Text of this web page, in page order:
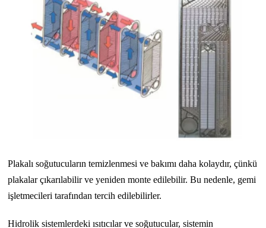
Plakalı soğutucuların temizlenmesi ve bakımı daha kolaydır, çünkü
plakalar çıkarılabilir ve yeniden monte edilebilir. Bu nedenle, gemi
işletmecileri tarafından tercih edilebilirler.
Hidrolik sistemlerdeki ısıtıcılar ve soğutucular, sistemin